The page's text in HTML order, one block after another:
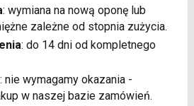
: wymiana na nową oponę lub
zależne od stopnia zużycia.
: do 14 dni od kompletnego
: nie wymagamy okazania -
w naszej bazie zamówień.